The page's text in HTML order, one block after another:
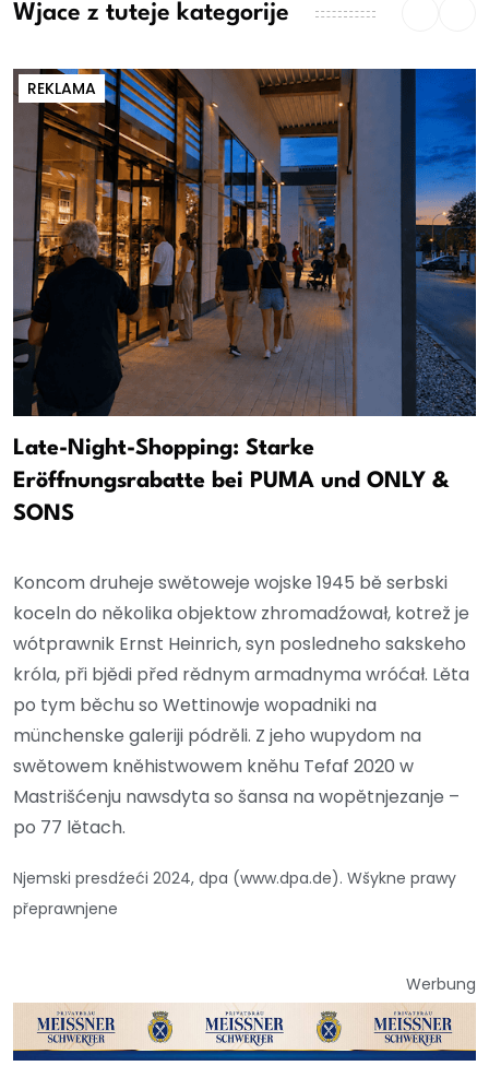
Wjace z tuteje kategorije
REKLAMA
Late-Night-Shopping: Starke
Eröffnungsrabatte bei PUMA und ONLY &
SONS
Koncom druheje swětoweje wojske 1945 bě serbski
koceln do několika objektow zhromadźował, kotrež je
wótprawnik Ernst Heinrich, syn posledneho sakskeho
króla, při bjědi před rědnym armadnyma wróćał. Lěta
po tym běchu so Wettinowje wopadniki na
münchenske galeriji pódrěli. Z jeho wupydom na
swětowem kněhistwowem kněhu Tefaf 2020 w
Mastrišćenju nawsdyta so šansa na wopětnjezanje –
po 77 lětach.
Njemski presdźeći 2024, dpa (www.dpa.de). Wšykne prawy
přeprawnjene
Werbung